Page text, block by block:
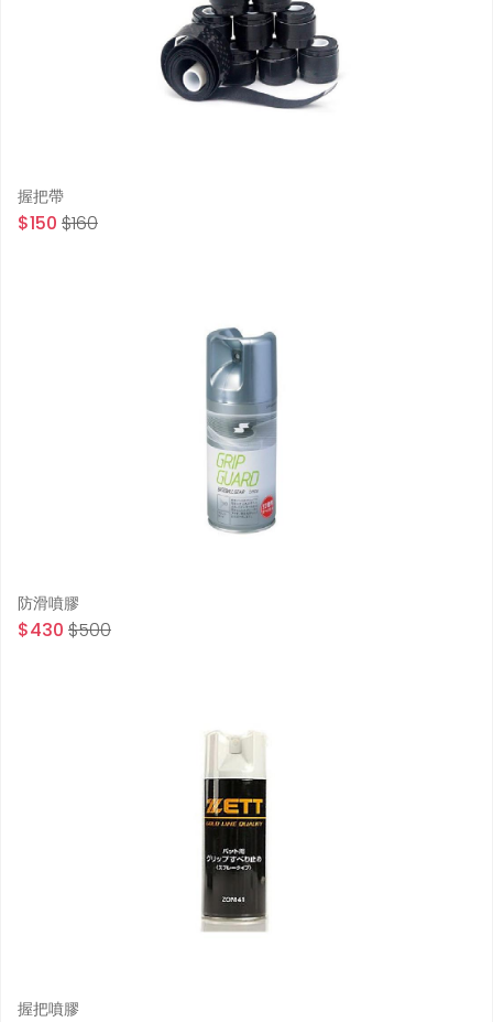
握把帶
$150 $160
防滑噴膠
$430 $500
握把噴膠